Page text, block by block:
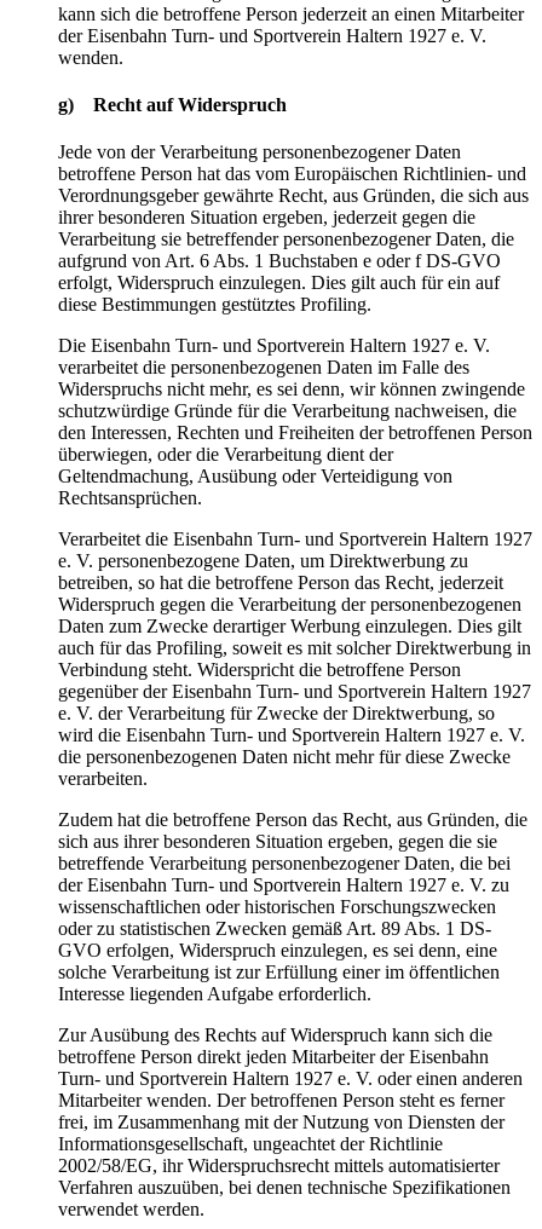
kann sich die betroffene Person jederzeit an einen Mitarbeiter
der Eisenbahn Turn- und Sportverein Haltern 1927 e. V.
wenden.
g) Recht auf Widerspruch
Jede von der Verarbeitung personenbezogener Daten
betroffene Person hat das vom Europäischen Richtlinien- und
Verordnungsgeber gewährte Recht, aus Gründen, die sich aus
ihrer besonderen Situation ergeben, jederzeit gegen die
Verarbeitung sie betreffender personenbezogener Daten, die
aufgrund von Art. 6 Abs. 1 Buchstaben e oder f DS-GVO
erfolgt, Widerspruch einzulegen. Dies gilt auch für ein auf
diese Bestimmungen gestütztes Profiling.
Die Eisenbahn Turn- und Sportverein Haltern 1927 e. V.
verarbeitet die personenbezogenen Daten im Falle des
Widerspruchs nicht mehr, es sei denn, wir können zwingende
schutzwürdige Gründe für die Verarbeitung nachweisen, die
den Interessen, Rechten und Freiheiten der betroffenen Person
überwiegen, oder die Verarbeitung dient der
Geltendmachung, Ausübung oder Verteidigung von
Rechtsansprüchen.
Verarbeitet die Eisenbahn Turn- und Sportverein Haltern 1927
e. V. personenbezogene Daten, um Direktwerbung zu
betreiben, so hat die betroffene Person das Recht, jederzeit
Widerspruch gegen die Verarbeitung der personenbezogenen
Daten zum Zwecke derartiger Werbung einzulegen. Dies gilt
auch für das Profiling, soweit es mit solcher Direktwerbung in
Verbindung steht. Widerspricht die betroffene Person
gegenüber der Eisenbahn Turn- und Sportverein Haltern 1927
e. V. der Verarbeitung für Zwecke der Direktwerbung, so
wird die Eisenbahn Turn- und Sportverein Haltern 1927 e. V.
die personenbezogenen Daten nicht mehr für diese Zwecke
verarbeiten.
Zudem hat die betroffene Person das Recht, aus Gründen, die
sich aus ihrer besonderen Situation ergeben, gegen die sie
betreffende Verarbeitung personenbezogener Daten, die bei
der Eisenbahn Turn- und Sportverein Haltern 1927 e. V. zu
wissenschaftlichen oder historischen Forschungszwecken
oder zu statistischen Zwecken gemäß Art. 89 Abs. 1 DS-
GVO erfolgen, Widerspruch einzulegen, es sei denn, eine
solche Verarbeitung ist zur Erfüllung einer im öffentlichen
Interesse liegenden Aufgabe erforderlich.
Zur Ausübung des Rechts auf Widerspruch kann sich die
betroffene Person direkt jeden Mitarbeiter der Eisenbahn
Turn- und Sportverein Haltern 1927 e. V. oder einen anderen
Mitarbeiter wenden. Der betroffenen Person steht es ferner
frei, im Zusammenhang mit der Nutzung von Diensten der
Informationsgesellschaft, ungeachtet der Richtlinie
2002/58/EG, ihr Widerspruchsrecht mittels automatisierter
Verfahren auszuüben, bei denen technische Spezifikationen
verwendet werden.